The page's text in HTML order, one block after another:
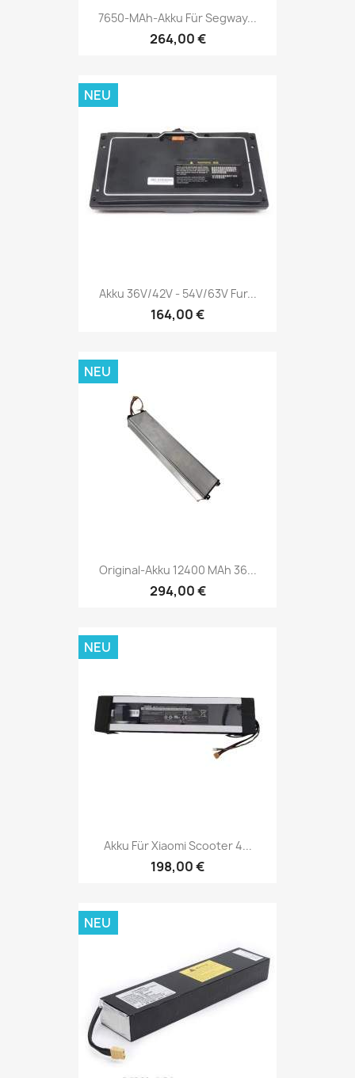
7650-MAh-Akku Für Segway...
264,00 €
Akku 36V/42V - 54V/63V Fur...
164,00 €
NEU
Original-Akku 12400 MAh 36...
294,00 €
NEU
Akku Für Xiaomi Scooter 4...
198,00 €
NEU
NEU